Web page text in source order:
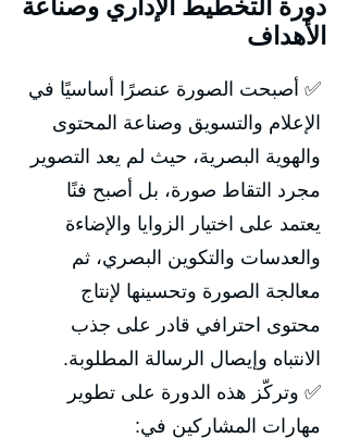
دورة التخطيط الإداري وصناعة
الأهداف
✅ أصبحت الصورة عنصرًا أساسيًا في
الإعلام والتسويق وصناعة المحتوى
والهوية البصرية، حيث لم يعد التصوير
مجرد التقاط صورة، بل أصبح فنًا
يعتمد على اختيار الزوايا والإضاءة
والعدسات والتكوين البصري، ثم
معالجة الصورة وتحسينها لإنتاج
محتوى احترافي قادر على جذب
الانتباه وإيصال الرسالة المطلوبة.
✅ وتركّز هذه الدورة على تطوير
مهارات المشاركين في: